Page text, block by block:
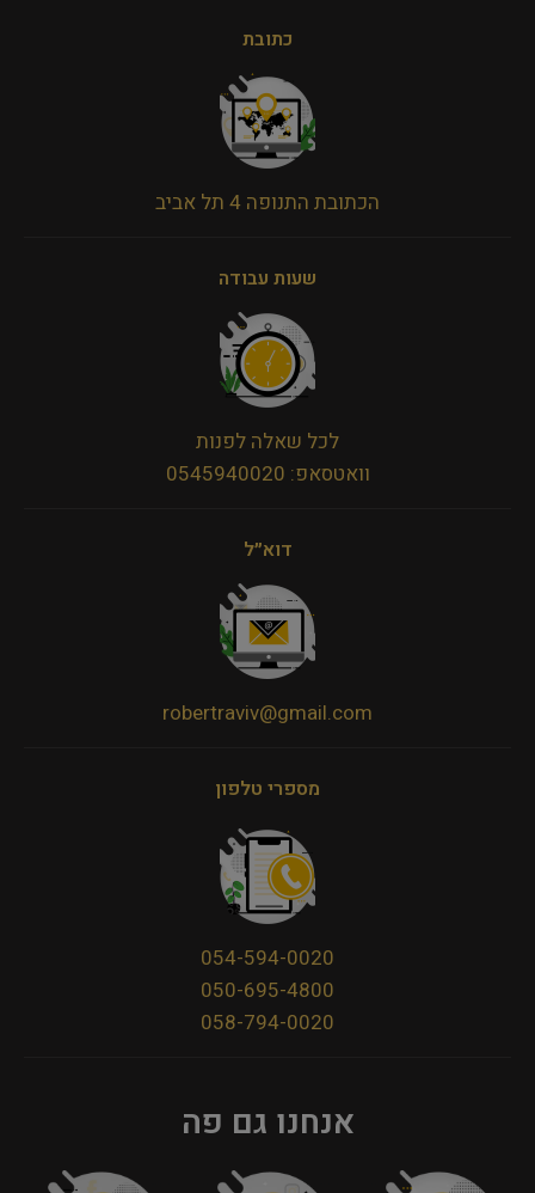
כתובת
הכתובת התנופה 4 תל אביב
שעות עבודה
לכל שאלה לפנות
וואטסאפ: 0545940020
דוא״ל
robertraviv@gmail.com
מספרי טלפון
054-594-0020
050-695-4800
058-794-0020
אנחנו גם פה